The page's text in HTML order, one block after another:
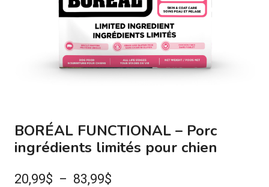
BORÉAL FUNCTIONAL – Porc
ingrédients limités pour chien
20,99$ – 83,99$